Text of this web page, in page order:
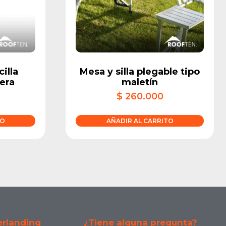
Mesa y silla plegable tipo
maletín
$ 260.000
AÑADIR AL CARRITO
¿Tiene alguna pregunta?